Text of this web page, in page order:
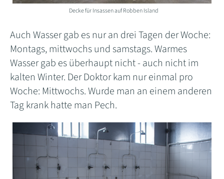
Decke für Insassen auf Robben Island
Auch Wasser gab es nur an drei Tagen der Woche:
Montags, mittwochs und samstags. Warmes
Wasser gab es überhaupt nicht - auch nicht im
kalten Winter. Der Doktor kam nur einmal pro
Woche: Mittwochs. Wurde man an einem anderen
Tag krank hatte man Pech.